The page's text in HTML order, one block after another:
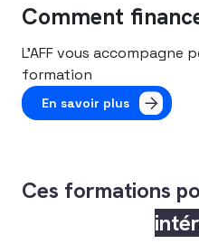
Comment
L’AFF vous accompagne
formation
En savoir plus
Ces formations